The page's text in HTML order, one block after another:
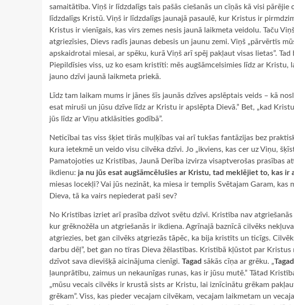
samaitātība. Viņš ir līdzdalīgs tais pašās ciešanās un cīņās kā visi
līdzdalīgs Kristū. Viņš ir līdzdalīgs jaunajā pasaulē, kur Kristus ir
Kristus ir vienīgais, kas virs zemes nesis jaunā laikmeta veidolu. Taču
atgriezīsies, Dievs radīs jaunas debesis un jaunu zemi. Viņš „pārvērtīs
apskaidrotai miesai, ar spēku, kurā Viņš arī spēj pakļaut visas lietas”.
Piepildīsies viss, uz ko esam kristīti: mēs augšāmcelsimies līdz ar
jauno dzīvi jaunā laikmeta priekā.
Līdz tam laikam mums ir jānes šīs jaunās dzīves apslēptais veids – kā
esat miruši un jūsu dzīve līdz ar Kristu ir apslēpta Dievā.” Bet, „kad
jūs līdz ar Viņu atklāsities godībā”.
Neticībai tas viss šķiet tīrās muļķības vai arī tukšas fantāzijas bez
kura ietekmē un veido visu cilvēka dzīvi. Jo „ikviens, kas cer uz Viņu,
Pamatojoties uz Kristības, Jaunā Derība izvirza visaptverošas prasības
ikdienu: ja nu jūs esat augšāmcēlušies ar Kristu, tad meklējiet to, kas ir
miesas locekļi? Vai jūs nezināt, ka miesa ir templis Svētajam Garam, kas
Dieva, tā ka vairs nepiederat paši sev?
No Kristības izriet arī prasība dzīvot svētu dzīvi. Kristība nav
kur grēknožēla un atgriešanās ir ikdiena. Agrīnajā baznīcā cilvēks
atgriezies, bet gan cilvēks atgriezās tāpēc, ka bija kristīts un ticīgs.
darbu dēļ”, bet gan no tīras Dieva žēlastības. Kristībā kļūstot par
dzīvot sava dievišķā aicinājuma cienīgi. Tagad sākās cīņa ar grēku. „Tagad
ļaunprātību, zaimus un nekaunīgas runas, kas ir jūsu mutē.” Tātad
„mūsu vecais cilvēks ir krustā sists ar Kristu, lai iznīcinātu grēkam
grēkam”. Viss, kas pieder vecajam cilvēkam, vecajam laikmetam un